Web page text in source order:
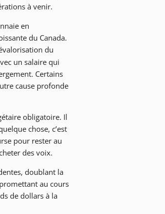
à venir.
en
du Canada.
du
un salaire qui
Certains
cause profonde
obligatoire. Il
chose, c’est
pour rester au
des voix.
doublant la
au cours
de dollars à la